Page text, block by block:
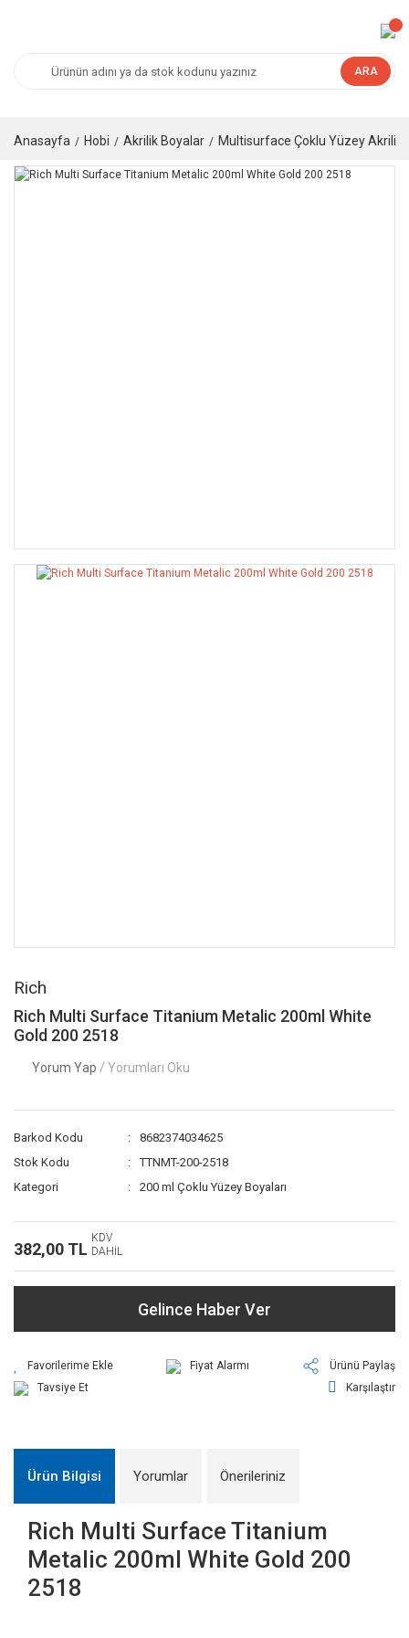
ARA
Anasayfa Hobi Akrilik Boyalar Multisurface Çoklu Yüzey Akrilik
Rich
Rich Multi Surface Titanium Metalic 200ml White
Gold 200 2518
Yorum Yap / Yorumları Oku
Barkod Kodu
8682374034625
Stok Kodu
TTNMT-200-2518
Kategori
200 ml Çoklu Yüzey Boyaları
382,00 TL
KDV
DAHİL
Gelince Haber Ver
Fiyat Alarmı
Ürünü Paylaş
Tavsiye Et
Karşılaştır
Ürün Bilgisi Yorumlar Önerileriniz
Rich Multi Surface Titanium
Metalic 200ml White Gold 200
2518